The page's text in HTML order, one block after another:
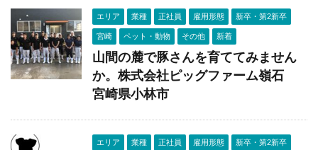
エリア 業種 正社員 雇用形態 新卒・第2新卒
宮崎 ペット・動物 その他 新着
山間の麓で豚さんを育ててみません
か。株式会社ピッグファーム嶺石
宮崎県小林市
エリア 業種 正社員 雇用形態 新卒・第2新卒